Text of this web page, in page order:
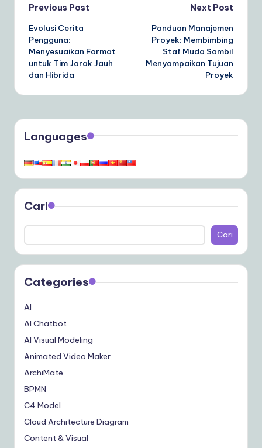
Post
navigation
Previous Post
Evolusi Cerita
Pengguna:
Menyesuaikan Format
untuk Tim Jarak Jauh
dan Hibrida
Next Post
Panduan Manajemen
Proyek: Membimbing
Staf Muda Sambil
Menyampaikan Tujuan
Proyek
Languages
Cari
Cari
Categories
AI
AI Chatbot
AI Visual Modeling
Animated Video Maker
ArchiMate
BPMN
C4 Model
Cloud Architecture Diagram
Content & Visual